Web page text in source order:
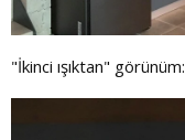
"İkinci ışıktan" görünüm: